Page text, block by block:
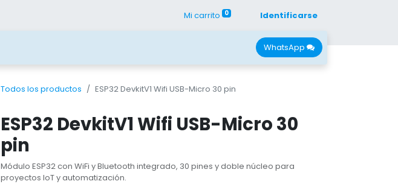
Mi carrito 0 Identificarse
WhatsApp
Todos los productos ESP32 DevkitV1 Wifi USB-Micro 30 pin
ESP32 DevkitV1 Wifi USB-Micro 30
pin
Módulo ESP32 con WiFi y Bluetooth integrado, 30 pines y doble núcleo para
proyectos IoT y automatización.